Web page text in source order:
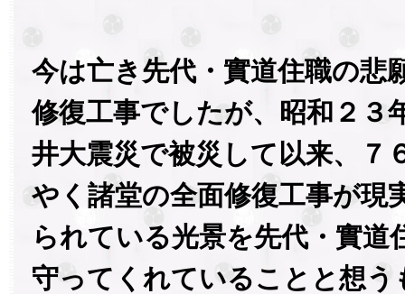
今は亡き先代・實道住職の悲
修復工事でしたが、昭和２３
井大震災で被災して以来、７
やく諸堂の全面修復工事が現
られている光景を先代・實道
守ってくれていることと想う